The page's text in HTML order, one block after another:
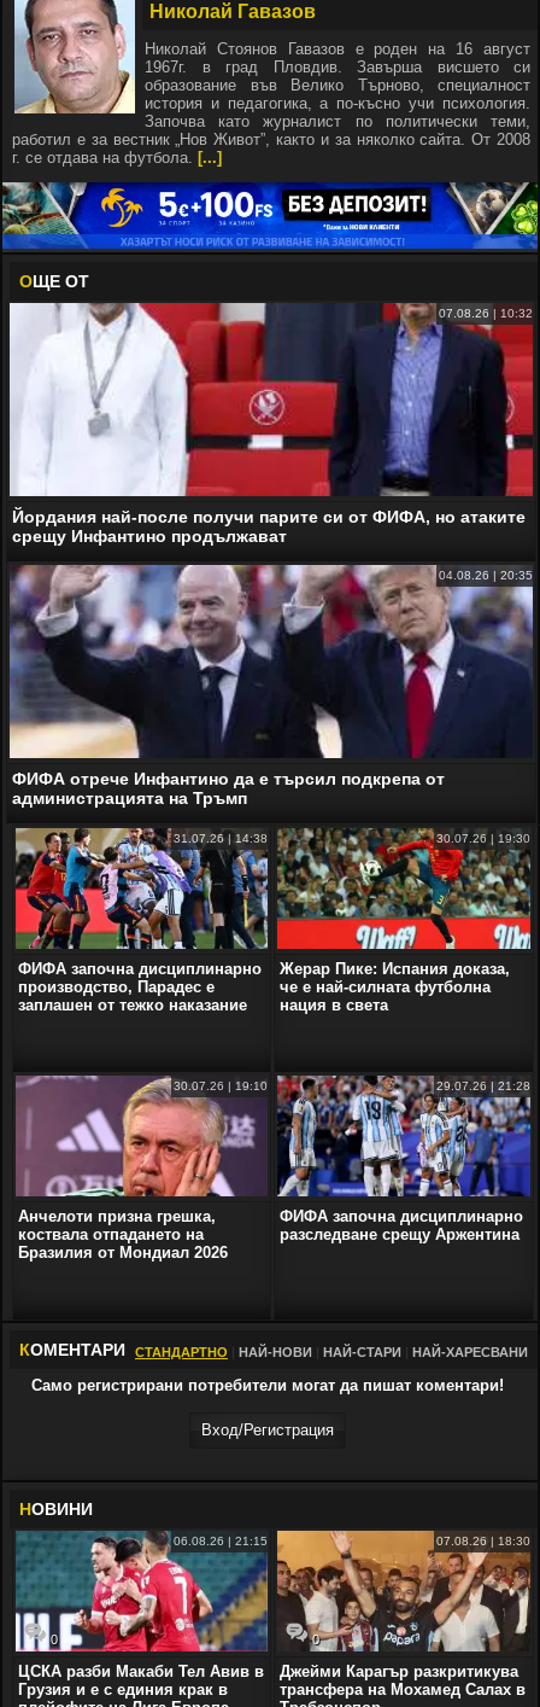
Николай Гавазов
Николай Стоянов Гавазов е роден на 16 август
1967г. в град Пловдив. Завърша висшето си
образование във Велико Търново, специалност
история и педагогика, а по-късно учи психология.
Започва като журналист по политически теми,
работил е за вестник „Нов Живот”, както и за няколко сайта. От 2008
г. се отдава на футбола. [...]
ОЩЕ ОТ
07.08.26 | 10:32
Йордания най-после получи парите си от ФИФА, но атаките
срещу Инфантино продължават
04.08.26 | 20:35
ФИФА отрече Инфантино да е търсил подкрепа от
администрацията на Тръмп
31.07.26 | 14:38
ФИФА започна дисциплинарно
производство, Парадес е
заплашен от тежко наказание
30.07.26 | 19:30
Жерар Пике: Испания доказа,
че е най-силната футболна
нация в света
30.07.26 | 19:10
Анчелоти призна грешка,
коствала отпадането на
Бразилия от Мондиал 2026
29.07.26 | 21:28
ФИФА започна дисциплинарно
разследване срещу Аржентина
КОМЕНТАРИ СТАНДАРТНО НАЙ-НОВИ НАЙ-СТАРИ НАЙ-ХАРЕСВАНИ
Само регистрирани потребители могат да пишат коментари!
Вход/Регистрaция
НОВИНИ
0
06.08.26 | 21:15
ЦСКА разби Макаби Тел Авив в
Грузия и е с единия крак в
0
07.08.26 | 18:30
Джейми Карагър разкритикува
трансфера на Мохамед Салах в